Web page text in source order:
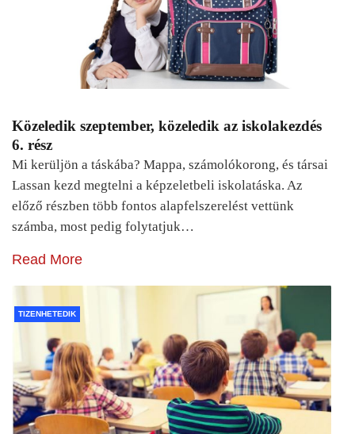
Közeledik szeptember, közeledik az iskolakezdés
6. rész
Mi kerüljön a táskába? Mappa, számolókorong, és társai
Lassan kezd megtelni a képzeletbeli iskolatáska. Az
előző részben több fontos alapfelszerelést vettünk
számba, most pedig folytatjuk…
Read More
TIZENHETEDIK